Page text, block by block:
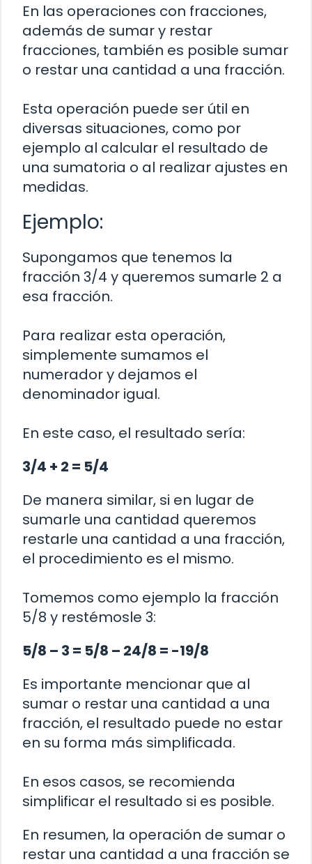
En las operaciones con fracciones,
además de sumar y restar
fracciones, también es posible sumar
o restar una cantidad a una fracción.
Esta operación puede ser útil en
diversas situaciones, como por
ejemplo al calcular el resultado de
una sumatoria o al realizar ajustes en
medidas.
Ejemplo:
Supongamos que tenemos la
fracción 3/4 y queremos sumarle 2 a
esa fracción.
Para realizar esta operación,
simplemente sumamos el
numerador y dejamos el
denominador igual.
En este caso, el resultado sería:
3/4 + 2 = 5/4
De manera similar, si en lugar de
sumarle una cantidad queremos
restarle una cantidad a una fracción,
el procedimiento es el mismo.
Tomemos como ejemplo la fracción
5/8 y restémosle 3:
5/8 – 3 = 5/8 – 24/8 = -19/8
Es importante mencionar que al
sumar o restar una cantidad a una
fracción, el resultado puede no estar
en su forma más simplificada.
En esos casos, se recomienda
simplificar el resultado si es posible.
En resumen, la operación de sumar o
restar una cantidad a una fracción se